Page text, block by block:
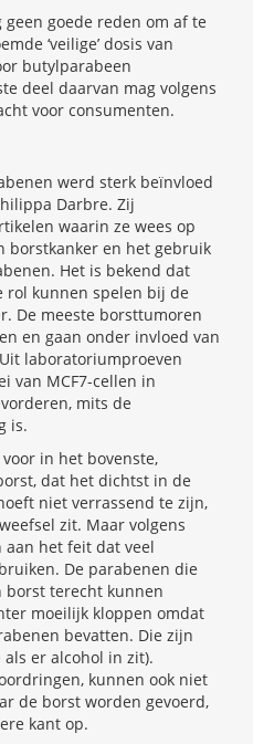
geen goede reden om af te
‘veilige’ dosis van
butylparabeen
deel daarvan mag volgens
voor consumenten.
werd sterk beïnvloed
Darbre. Zij
waarin ze wees op
borstkanker en het gebruik
Het is bekend dat
rol kunnen spelen bij de
De meeste borsttumoren
en gaan onder invloed van
laboratoriumproeven
van MCF7-cellen in
mits de
is.
in het bovenste,
dat het dichtst in de
niet verrassend te zijn,
zit. Maar volgens
het feit dat veel
De parabenen die
terecht kunnen
moeilijk kloppen omdat
bevatten. Die zijn
er alcohol in zit).
kunnen ook niet
de borst worden gevoerd,
kant op.